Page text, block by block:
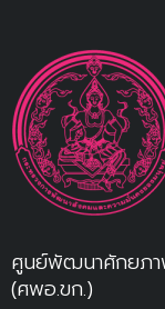
ศูนย์พัฒนาศักยภา
(ศพอ.ขก.)